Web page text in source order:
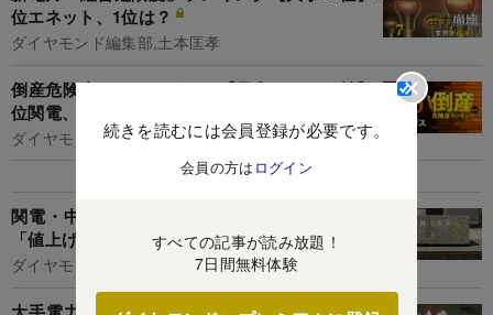
続きを読むには会員登録が必要です。
会員の方は ログイン
すべての記事が読み放題！
7日間無料体験
位エネット、1位は？
ダイヤモンド編集部,土本匡孝
倒産危険度ランキング2022【電力・ガス17社】9
位関電、8位東電、1位は？
ダイヤモンド編集部,山本興陽
関電・中部電・九電・中国電のカルテル処分で
「値上げ」「業界団体トップ人事」は難航必至
ダイヤモンド編集部,土本匡孝